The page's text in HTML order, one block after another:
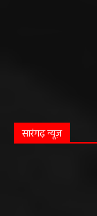
सारंगढ़ न्यूज़